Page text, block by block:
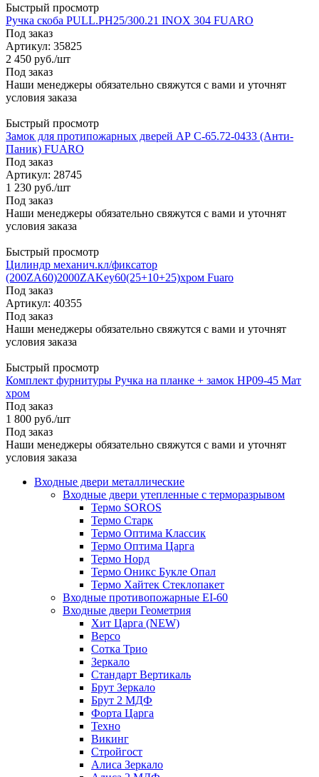
Быстрый просмотр
Ручка скоба PULL.PH25/300.21 INOX 304 FUARO
Под заказ
Артикул: 35825
2 450 руб./шт
Под заказ
Наши менеджеры обязательно свяжутся с вами и уточнят
условия заказа
Быстрый просмотр
Замок для протипожарных дверей АР С-65.72-0433 (Анти-
Паник) FUARO
Под заказ
Артикул: 28745
1 230 руб./шт
Под заказ
Наши менеджеры обязательно свяжутся с вами и уточнят
условия заказа
Быстрый просмотр
Цилиндр механич.кл/фиксатор
(200ZA60)2000ZAKey60(25+10+25)хром Fuaro
Под заказ
Артикул: 40355
Под заказ
Наши менеджеры обязательно свяжутся с вами и уточнят
условия заказа
Быстрый просмотр
Комплект фурнитуры Ручка на планке + замок HP09-45 Мат
хром
Под заказ
1 800 руб./шт
Под заказ
Наши менеджеры обязательно свяжутся с вами и уточнят
условия заказа
Входные двери металлические
Входные двери утепленные с терморазрывом
Термо SOROS
Термо Старк
Термо Оптима Классик
Термо Оптима Царга
Термо Норд
Термо Оникс Букле Опал
Термо Хайтек Стеклопакет
Входные противопожарные EI-60
Входные двери Геометрия
Хит Царга (NEW)
Версо
Сотка Трио
Зеркало
Стандарт Вертикаль
Брут Зеркало
Брут 2 МДФ
Форта Царга
Техно
Викинг
Стройгост
Алиса Зеркало